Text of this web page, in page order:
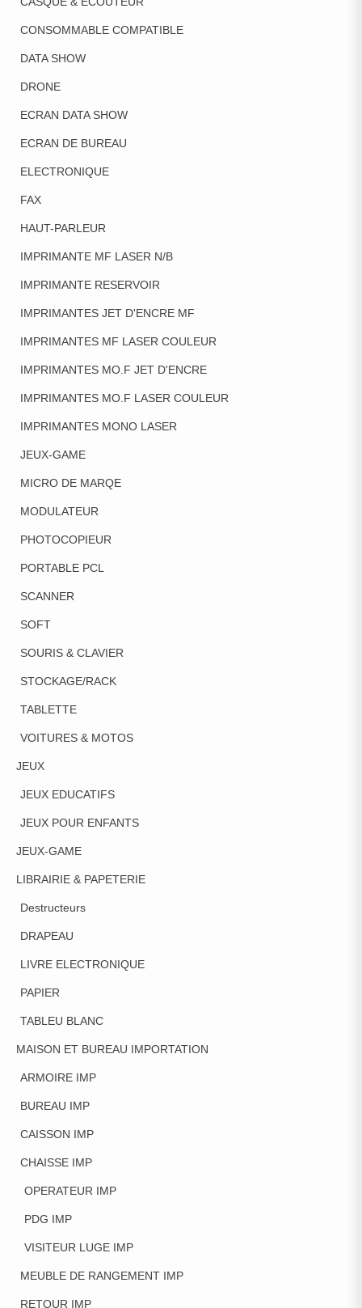
CONSOMMABLE COMPATIBLE
DATA SHOW
DRONE
ECRAN DATA SHOW
ECRAN DE BUREAU
ELECTRONIQUE
FAX
HAUT-PARLEUR
IMPRIMANTE MF LASER N/B
IMPRIMANTE RESERVOIR
IMPRIMANTES JET D'ENCRE MF
IMPRIMANTES MF LASER COULEUR
IMPRIMANTES MO.F JET D'ENCRE
IMPRIMANTES MO.F LASER COULEUR
IMPRIMANTES MONO LASER
JEUX-GAME
MICRO DE MARQE
MODULATEUR
PHOTOCOPIEUR
PORTABLE PCL
SCANNER
SOFT
SOURIS & CLAVIER
STOCKAGE/RACK
TABLETTE
VOITURES & MOTOS
JEUX
JEUX EDUCATIFS
JEUX POUR ENFANTS
JEUX-GAME
LIBRAIRIE & PAPETERIE
Destructeurs
DRAPEAU
LIVRE ELECTRONIQUE
PAPIER
TABLEU BLANC
MAISON ET BUREAU IMPORTATION
ARMOIRE IMP
BUREAU IMP
CAISSON IMP
CHAISSE IMP
OPERATEUR IMP
PDG IMP
VISITEUR LUGE IMP
MEUBLE DE RANGEMENT IMP
RETOUR IMP